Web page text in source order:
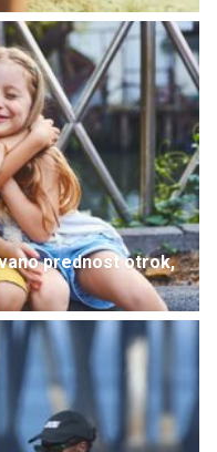
prednost otrok,